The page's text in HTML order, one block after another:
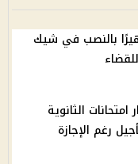
بالنصب في شيك
الثانوية
دون تأجيل رغم الإجازة